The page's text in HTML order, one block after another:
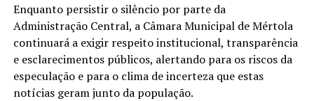
Enquanto persistir o silêncio por parte da
Administração Central, a Câmara Municipal de Mértola
continuará a exigir respeito institucional, transparência
e esclarecimentos públicos, alertando para os riscos da
especulação e para o clima de incerteza que estas
notícias geram junto da população.